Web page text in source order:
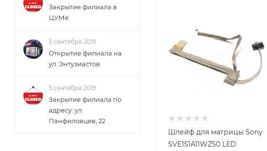
Шлейф для матрицы Sony
SVE151A11WZ50 LED
Закрытие филиала в
ЦУМе
5 сентября 2019
Открытие филиала на
ул. Энтузиастов
5 сентября 2019
Закрытие филиала по
адресу: ул.
Панфиловцев, 22